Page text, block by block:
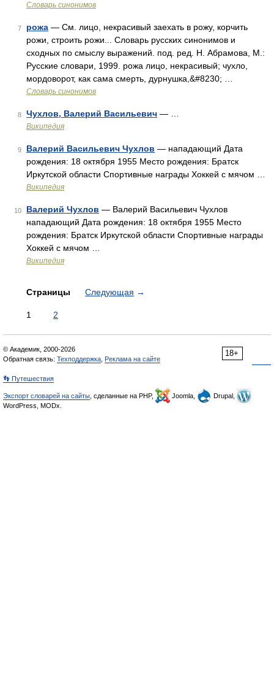
Словарь синонимов
7 рожа — См. лицо, некрасивый заехать в рожу, корчить
рожи, строить рожи... Словарь русских синонимов и
сходных по смыслу выражений. под. ред. Н. Абрамова, М.:
Русские словари, 1999. рожа лицо, некрасивый; чухло,
мордоворот, как сама смерть, дурнушка,&#8230; …
Словарь синонимов
8 Чухлов, Валерий Васильевич — …
Википедия
9 Валерий Васильевич Чухлов — нападающий Дата
рождения: 18 октября 1955 Место рождения: Братск
Иркутской области Спортивные награды Хоккей с мячом …
Википедия
10 Валерий Чухлов — Валерий Васильевич Чухлов
нападающий Дата рождения: 18 октября 1955 Место
рождения: Братск Иркутской области Спортивные награды
Хоккей с мячом …
Википедия
Страницы Следующая →
1 2
18+
© Академик, 2000-2026
Обратная связь: Техподдержка Реклама на сайте
👣 Путешествия
Экспорт словарей на сайты , сделанные на PHP, Joomla,
Drupal,
WordPress, MODx.